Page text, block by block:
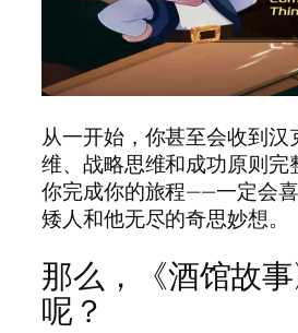
从一开始，你甚至会收到汉
维、战略思维和成功原则完
你完成你的旅程——一定会
矮人和他无尽的奇思妙想。
那么，《酒馆故
呢？